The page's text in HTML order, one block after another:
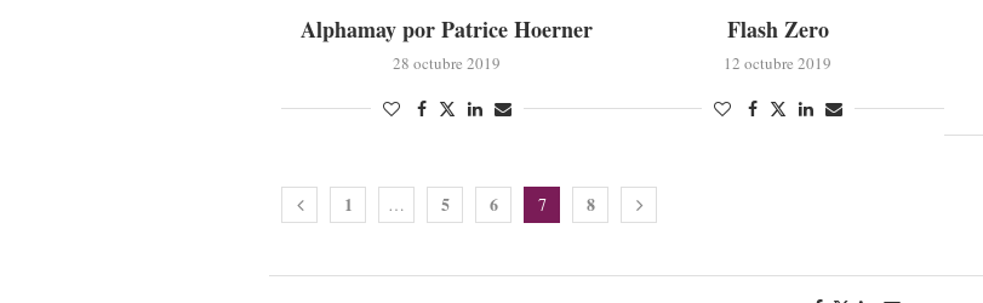
Alphamay por Patrice Hoerner
28 octubre 2019
Flash Zero
12 octubre 2019
1 … 5 6 7 8